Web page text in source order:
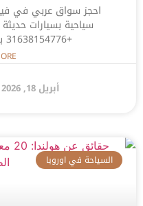
احجز سواق عربي في
سياحية بسيارات
+31638154776 بأفضل سعر وراحة تامة.
»
أبريل 18, 2026
السياحة في اوروبا